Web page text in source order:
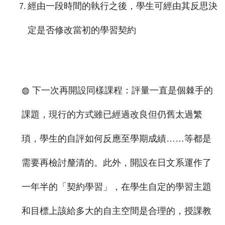
經由一段時間的執行之後，學生可經由其反思決
定是否修改當初的學習契約
◍ 下一次再開設同樣課程：評量一直是個棘手的
課題，現行的方式雖已經過改良但仍舊太過繁
瑣，學生的自評如何反應至學期成績……等都是
需要再檢討釐清的。此外，開設在日文系運作了
一年半的「契約學習」，在學生自定的學習主題
和目標上該給多大的自主空間是合理的，授課教